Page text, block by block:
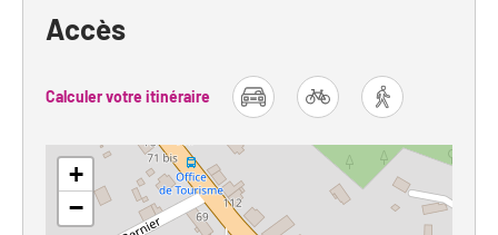
Accès
Calculer votre itinéraire
car bike foot
+
−